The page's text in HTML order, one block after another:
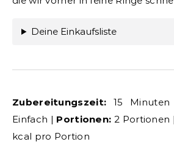
Deine Einkaufsliste
Zubereitungszeit: 15
Einfach | Portionen: 2 Portionen |
kcal pro Portion